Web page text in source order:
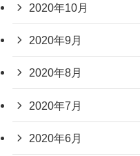
2020年10月
2020年9月
2020年8月
2020年7月
2020年6月